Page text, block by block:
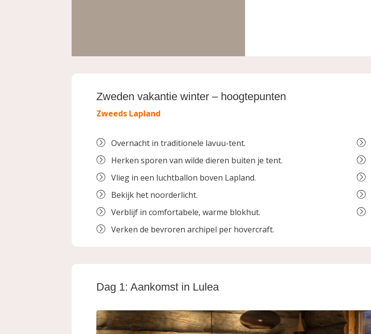
Zweden vakantie winter – hoogtepunten
Zweeds Lapland
Overnacht in traditionele lavuu-tent.
Herken sporen van wilde dieren buiten je tent.
Vlieg in een luchtballon boven Lapland.
Bekijk het noorderlicht.
Verblijf in comfortabele, warme blokhut.
Verken de bevroren archipel per hovercraft.
Dag 1: Aankomst in Lulea